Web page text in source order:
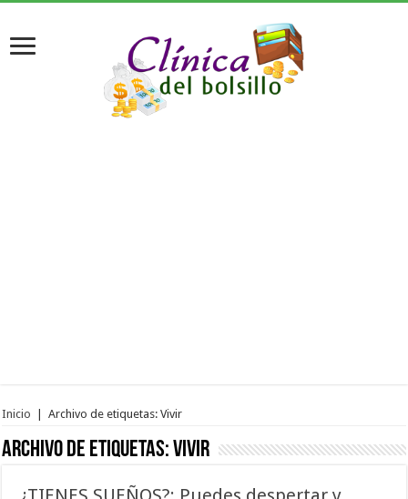
Inicio | Archivo de etiquetas: Vivir
Archivo de etiquetas:Vivir